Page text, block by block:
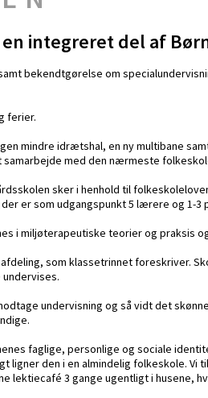
integreret del af
bekendtgørelse om
ferier.
mindre idrætshal, en ny multibane
med den nærmeste
sker i henhold til
er som udgangspunkt 5 lærere og 1-
i miljøterapeutiske teorier og praksis
som klassetrinnet foreskriver.
undervisning og så vidt det
faglige, personlige og sociale
ligner den i en almindelig folkeskole.
lektiecafé 3 gange ugentligt i husene,